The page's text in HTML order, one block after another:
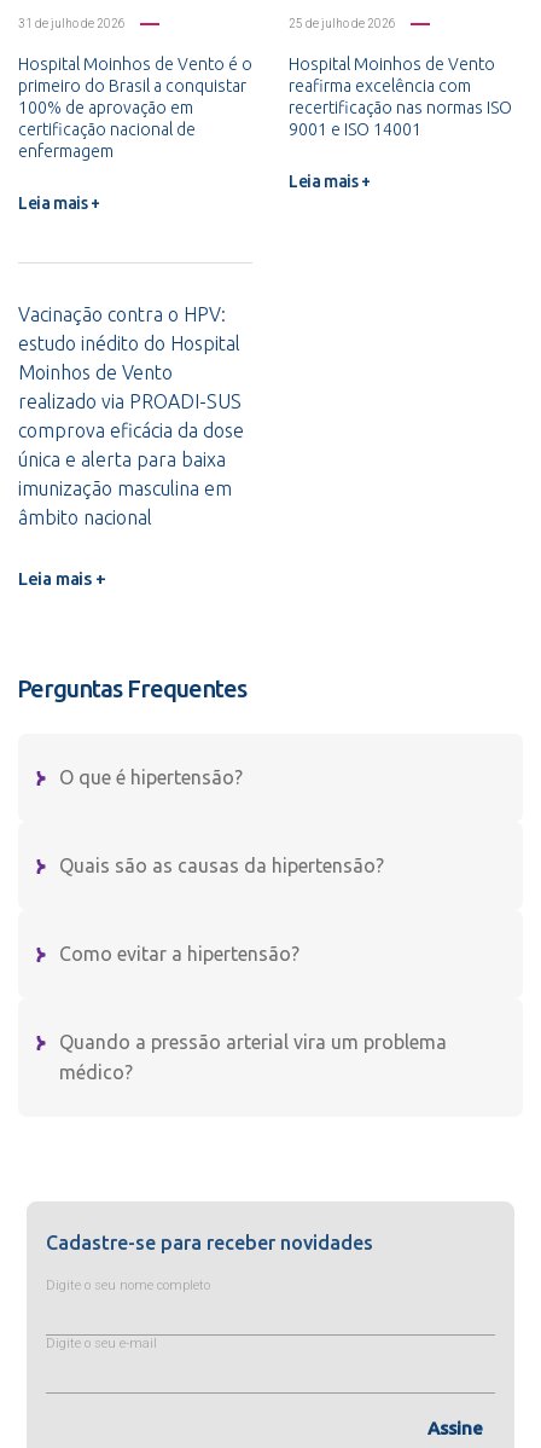
31 de julho de 2026
Hospital Moinhos de Vento é o
primeiro do Brasil a conquistar
100% de aprovação em
certificação nacional de
enfermagem
Leia mais +
25 de julho de 2026
Hospital Moinhos de Vento
reafirma excelência com
recertificação nas normas ISO
9001 e ISO 14001
Leia mais +
Vacinação contra o HPV:
estudo inédito do Hospital
Moinhos de Vento
realizado via PROADI-SUS
comprova eficácia da dose
única e alerta para baixa
imunização masculina em
âmbito nacional
Leia mais +
Perguntas Frequentes
O que é hipertensão?
Quais são as causas da hipertensão?
Como evitar a hipertensão?
Quando a pressão arterial vira um problema
médico?
Cadastre-se para receber novidades
Digite o seu nome completo
Digite o seu e-mail
Assine